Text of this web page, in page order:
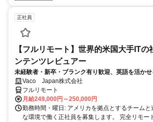
正社員
【フルリモート】世界的米国大手ITの
ンテンツレビュアー
未経験者・新卒・ブランク有り歓迎、英語を活か
完全リモート
Vaco Japan株式会社
フルリモート
月給249,000円～250,000円
勤務時間・曜日: アメリカを拠点とするチーム
な環境で働く正社員を募集します。 完全リモー